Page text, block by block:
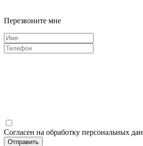
Перезвоните мне
Согласен на обработку персональных
Отправить